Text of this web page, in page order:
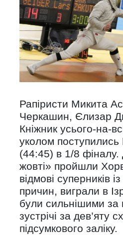
Рапіристи Микита
Черкашин, Єлизар
Кніжник усього-на-
уколом
(44:45) в 1/8 фіналу.
жовті» пройшли
відмові суперників
причин, виграли в
були сильнішими за
зустрічі за дев’яту
підсумкового заліку.